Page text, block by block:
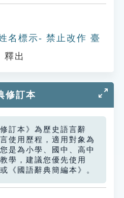
名標示- 禁止改作 臺
釋出
修訂本
訂本》為歷史語言辭
使用歷程，適用對象為
是為小學、國中、高中
學，建議您優先使用
《國語辭典簡編本》。